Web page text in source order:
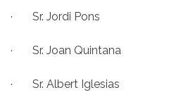
· Sr. Jordi Pons
· Sr. Joan Quintana
· Sr. Albert Iglesias